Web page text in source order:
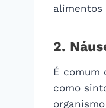
alimentos
2.
É comum
como